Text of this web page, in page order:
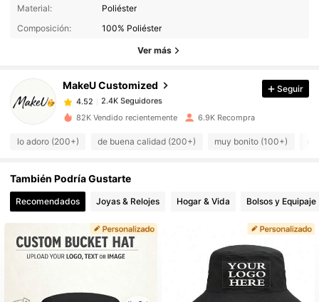
Material:
Poliéster
Composición:
100% Poliéster
Ver más
MakeU Customized
2.4K Seguidores
2.4K Seguidores
4.52 2.4K Seguidores
4.52 2.4K Seguidores
4.52
4.52 2.4K Seguidores
Seguir
82K Vendido recientemente 6.9K Recompra
lo adoro (200+) de buena calidad (200+) muy bonito (100+)
También Podría Gustarte
Recomendados Joyas & Relojes Hogar & Vida Bolsos y Equipaje